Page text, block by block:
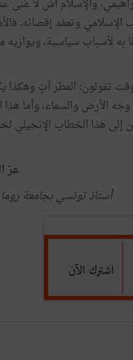
والإسلام أُسّ لا غنى
وتعمّد إقصائه.
به لأسباب سياسية، ويوازيه
تقولون: المطر آتٍ وهكذا
الأرض والسماء، وأما هذا
إلى هذا الخطاب الإنجيلي
عز
أستاذ تونسي بجامعة روما